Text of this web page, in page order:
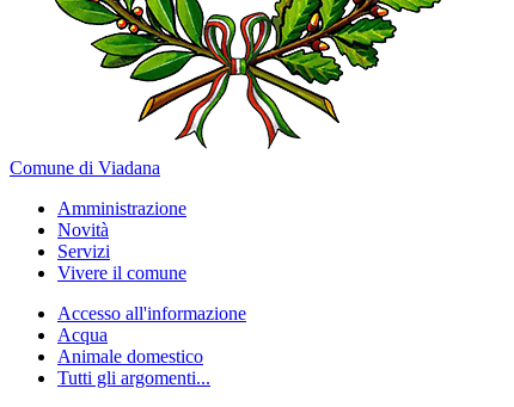
Comune di Viadana
Amministrazione
Novità
Servizi
Vivere il comune
Accesso all'informazione
Acqua
Animale domestico
Tutti gli argomenti...